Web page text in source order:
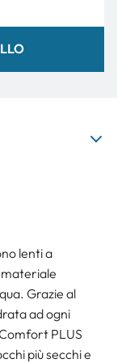
lenti a
Grazie al
ad ogni
PLUS
più secchi e